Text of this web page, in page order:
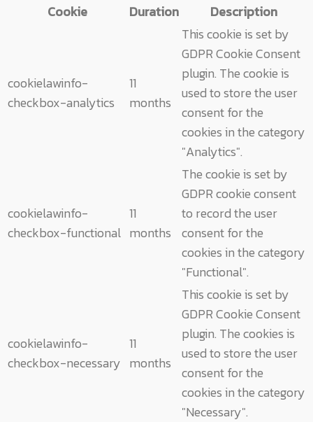
Cookie
Duration Description
cookielawinfo-
checkbox-analytics
11
months
This cookie is set by
GDPR Cookie Consent
plugin. The cookie is
used to store the user
consent for the
cookies in the category
"Analytics".
cookielawinfo-
checkbox-functional
11
months
The cookie is set by
GDPR cookie consent
to record the user
consent for the
cookies in the category
"Functional".
cookielawinfo-
checkbox-necessary
11
months
This cookie is set by
GDPR Cookie Consent
plugin. The cookies is
used to store the user
consent for the
cookies in the category
"Necessary".